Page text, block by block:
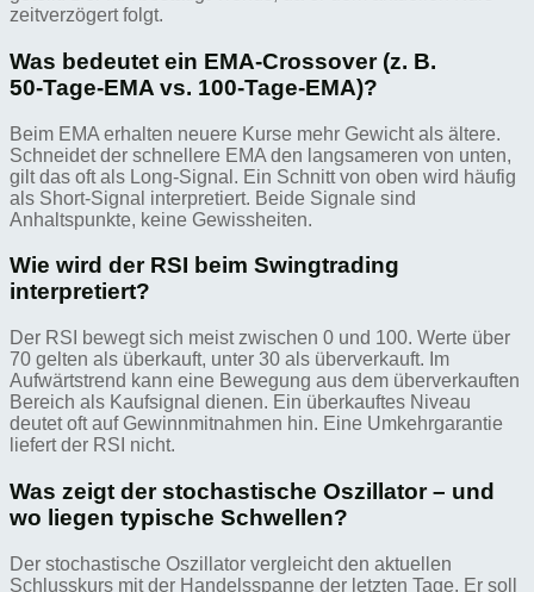
zeitverzögert folgt.
Was bedeutet ein EMA-Crossover (z. B.
50‑Tage‑EMA vs. 100‑Tage‑EMA)?
Beim EMA erhalten neuere Kurse mehr Gewicht als ältere.
Schneidet der schnellere EMA den langsameren von unten,
gilt das oft als Long-Signal. Ein Schnitt von oben wird häufig
als Short-Signal interpretiert. Beide Signale sind
Anhaltspunkte, keine Gewissheiten.
Wie wird der RSI beim Swingtrading
interpretiert?
Der RSI bewegt sich meist zwischen 0 und 100. Werte über
70 gelten als überkauft, unter 30 als überverkauft. Im
Aufwärtstrend kann eine Bewegung aus dem überverkauften
Bereich als Kaufsignal dienen. Ein überkauftes Niveau
deutet oft auf Gewinnmitnahmen hin. Eine Umkehrgarantie
liefert der RSI nicht.
Was zeigt der stochastische Oszillator – und
wo liegen typische Schwellen?
Der stochastische Oszillator vergleicht den aktuellen
Schlusskurs mit der Handelsspanne der letzten Tage. Er soll